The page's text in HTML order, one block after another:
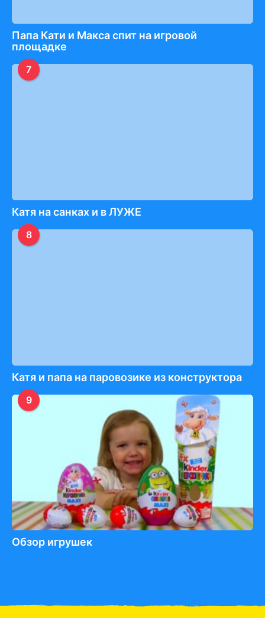
Папа Кати и Макса спит на игровой
площадке
7
Катя на санках и в ЛУЖЕ
8
Катя и папа на паровозике из конструктора
9
Обзор игрушек